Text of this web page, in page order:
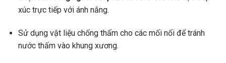
xúc trực tiếp với ánh nắng.
Sử dụng vật liệu chống thấm cho các mối nối để tránh
nước thấm vào khung xương.